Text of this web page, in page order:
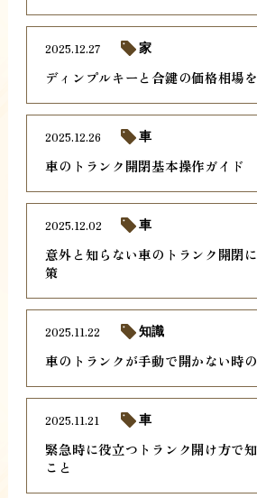
ディンプルキーと合鍵の価格相場
2025.12.27 家
車のトランク開閉基本操作ガイド
2025.12.26 車
意外と知らない車のトランク開閉
策
2025.12.02 車
車のトランクが手動で開かない時
2025.11.22 知識
緊急時に役立つトランク開け方で
こと
2025.11.21 車